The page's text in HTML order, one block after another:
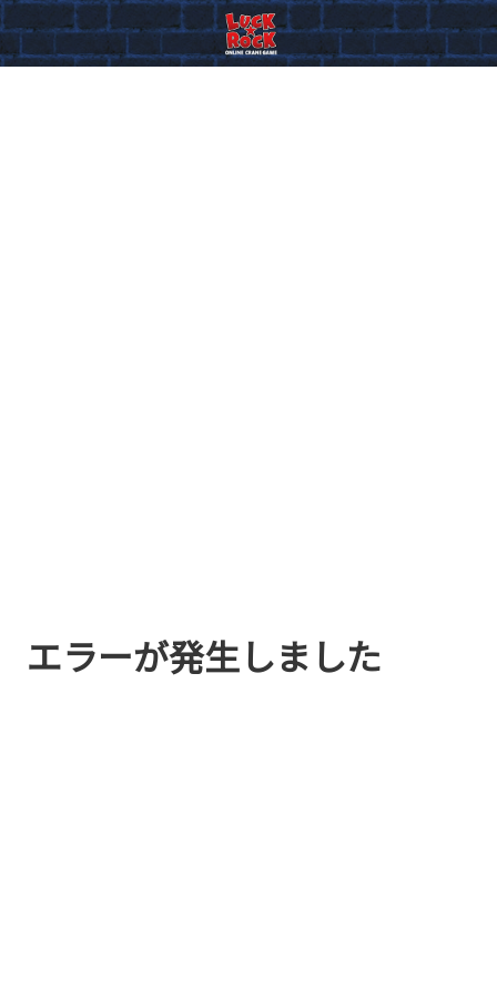
エラーが発生しました